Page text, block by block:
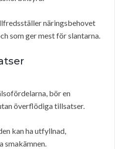
näringsbehovet
som ger mest för slantarna.
bör en
överflödiga tillsatser.
kan ha utfyllnad,
smakämnen.